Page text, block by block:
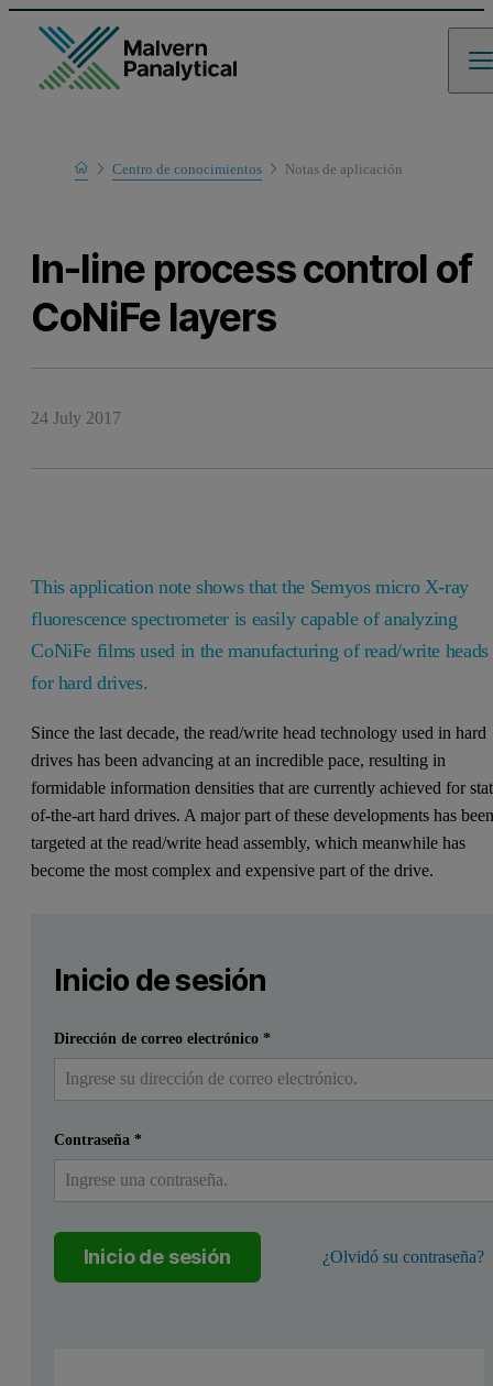
Home
Learn
Centro de conocimientos Notas de aplicación
In-line process control of
CoNiFe layers
24 July 2017
This application note shows that the Semyos micro X-ray
fluorescence spectrometer is easily capable of analyzing
CoNiFe films used in the manufacturing of read/write heads
for hard drives.
Since the last decade, the read/write head technology used in hard
drives has been advancing at an incredible pace, resulting in
formidable information densities that are currently achieved for
of-the-art hard drives. A major part of these developments has
targeted at the read/write head assembly, which meanwhile has
become the most complex and expensive part of the drive.
Enviar Ya tengo una cuenta
Inicio de sesión
Dirección de correo electrónico *
Contraseña *
Inicio de sesión ¿Olvidó su contraseña?